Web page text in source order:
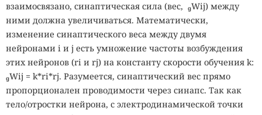
взаимосвязано, синаптическая сила (вес, Wij) между
ними должна увеличиваться. Математически,
изменение синаптического веса между двумя
нейронами i и j есть умножение частоты возбуждения
этих нейронов (ri и rj) на константу скорости обучения k:
Wij = k*ri*rj. Разумеется, синаптический вес прямо
пропорционален проводимости через синапс. Так как
тело/отростки нейрона, с электродинамической точки